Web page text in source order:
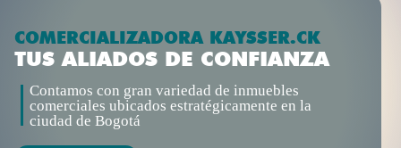
COMERCIALIZADORA KAYSSER.CK
TUS ALIADOS DE CONFIANZA
Contamos con gran variedad de inmuebles
comerciales ubicados estratégicamente en la
ciudad de Bogotá